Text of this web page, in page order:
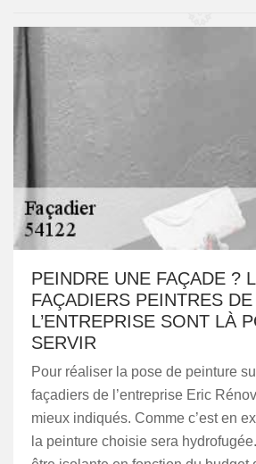
PEINDRE UNE FAÇADE ?
FAÇADIERS PEINTRES DE
L’ENTREPRISE SONT LÀ
SERVIR
Pour réaliser la pose de peinture
façadiers de l’entreprise Eric
mieux indiqués. Comme c’est en
la peinture choisie sera